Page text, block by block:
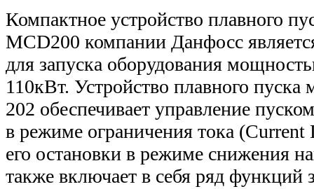
Компактное устройство плавного
MCD200 компании Данфосс
для запуска оборудования
110кВт. Устройство плавного
202 обеспечивает управление
в режиме ограничения тока
его остановки в режиме снижения
также включает в себя ряд функций